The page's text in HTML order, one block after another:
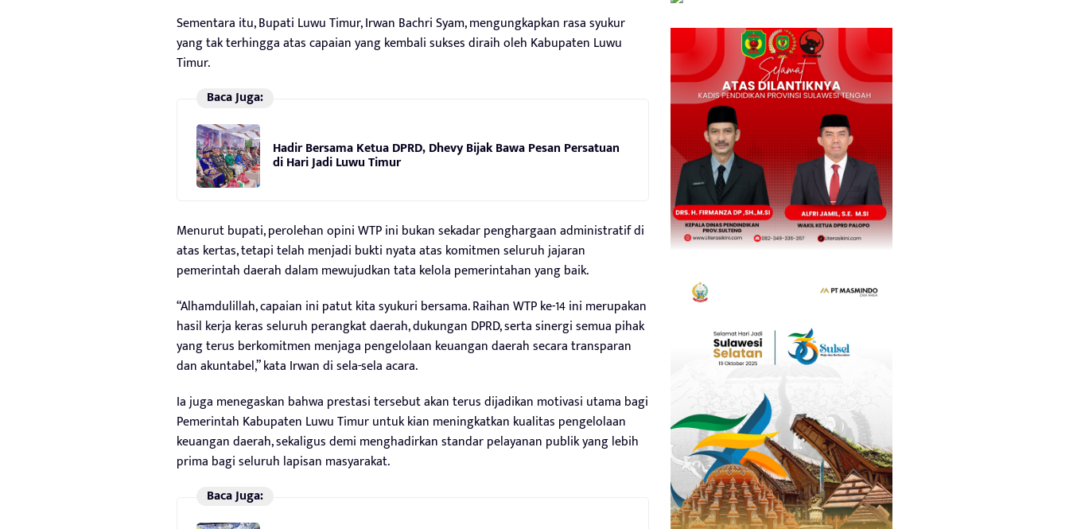
Sementara itu, Bupati Luwu Timur, Irwan Bachri Syam, mengungkapkan rasa syukur
yang tak terhingga atas capaian yang kembali sukses diraih oleh Kabupaten Luwu
Timur.
Baca Juga:
Hadir Bersama Ketua DPRD, Dhevy Bijak Bawa Pesan Persatuan
di Hari Jadi Luwu Timur
Menurut bupati, perolehan opini WTP ini bukan sekadar penghargaan administratif di
atas kertas, tetapi telah menjadi bukti nyata atas komitmen seluruh jajaran
pemerintah daerah dalam mewujudkan tata kelola pemerintahan yang baik.
“Alhamdulillah, capaian ini patut kita syukuri bersama. Raihan WTP ke-14 ini merupakan
hasil kerja keras seluruh perangkat daerah, dukungan DPRD, serta sinergi semua pihak
yang terus berkomitmen menjaga pengelolaan keuangan daerah secara transparan
dan akuntabel,” kata Irwan di sela-sela acara.
Ia juga menegaskan bahwa prestasi tersebut akan terus dijadikan motivasi utama bagi
Pemerintah Kabupaten Luwu Timur untuk kian meningkatkan kualitas pengelolaan
keuangan daerah, sekaligus demi menghadirkan standar pelayanan publik yang lebih
prima bagi seluruh lapisan masyarakat.
Baca Juga: